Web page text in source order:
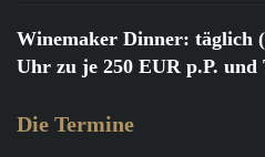
Winemaker Dinner: täglich
Uhr zu je 250 EUR p.P. und
Die Termine